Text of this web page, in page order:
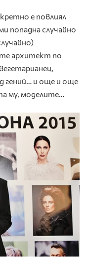
е повлиял
попадна случайно
архитект по
гений… и още и още
му, моделите…